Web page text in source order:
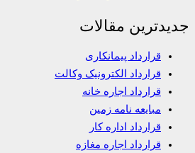
جدیدترین مقالات
قرارداد پیمانکاری
قرارداد الکترونیک وکالت
قرارداد اجاره خانه
مبایعه نامه زمین
قرارداد اداره کار
قرارداد اجاره مغازه